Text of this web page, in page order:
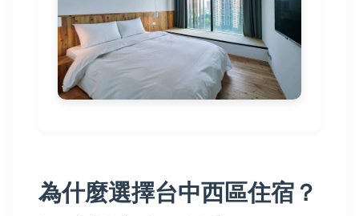
為什麼選擇台中西區住宿？